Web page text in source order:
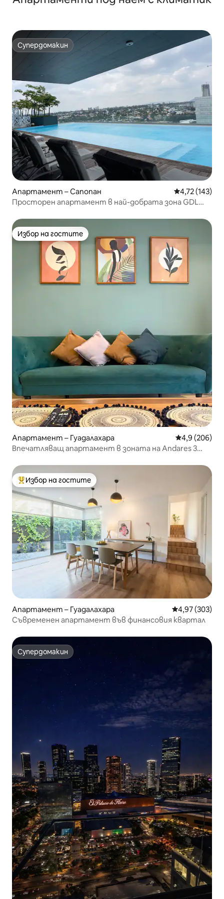
Супердомакин
Супердомакин
Апартамент – Сапопан Средна
4,72 (143)
Просторен апартамент в най-добрата зона GDL
Избор на гостите
Избор на гостите
Апартамент – Гуадалахара Средна
4,9 (206)
Впечатляващ апартамент в зоната на Andares 3
Най-популярен избор на гостите
Избор на гостите
Апартамент – Гуадалахара Средна
4,97 (303)
Съвременен апартамент във финансовия квартал
Супердомакин
Супердомакин